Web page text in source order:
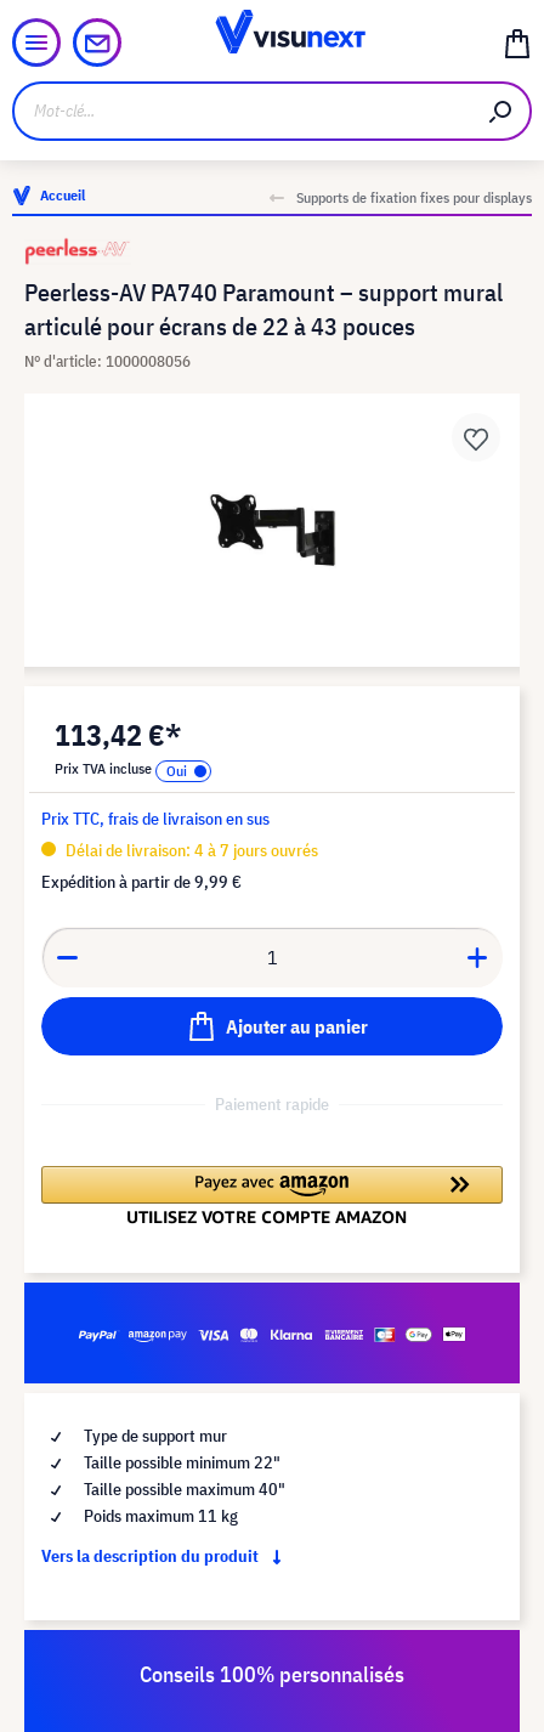
Accueil Supports de fixation fixes pour displays
Peerless-AV PA740 Paramount – support mural
articulé pour écrans de 22 à 43 pouces
N° d'article: 1000008056
113,42 €*
Prix TVA incluse
Prix TTC, frais de livraison en sus
Délai de livraison: 4 à 7 jours ouvrés
Expédition à partir de9,99 €
Ajouter au panier
Paiement rapide
Type de support mur
Taille possible minimum 22"
Taille possible maximum 40"
Poids maximum 11 kg
Vers la description du produit
Conseils 100% personnalisés